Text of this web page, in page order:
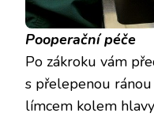
Pooperační péče
Po zákroku vám
s přelepenou
límcem kolem